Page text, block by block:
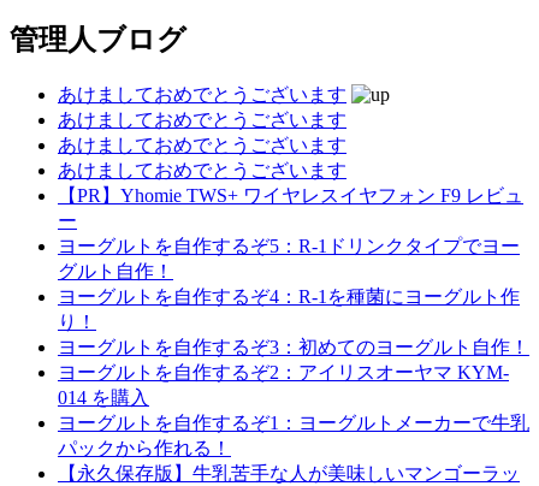
管理人ブログ
あけましておめでとうございます
あけましておめでとうございます
あけましておめでとうございます
あけましておめでとうございます
【PR】Yhomie TWS+ ワイヤレスイヤフォン F9 レビュ
ー
ヨーグルトを自作するぞ5：R-1ドリンクタイプでヨー
グルト自作！
ヨーグルトを自作するぞ4：R-1を種菌にヨーグルト作
り！
ヨーグルトを自作するぞ3：初めてのヨーグルト自作！
ヨーグルトを自作するぞ2：アイリスオーヤマ KYM-
014 を購入
ヨーグルトを自作するぞ1：ヨーグルトメーカーで牛乳
パックから作れる！
【永久保存版】牛乳苦手な人が美味しいマンゴーラッ